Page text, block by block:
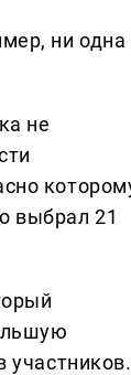
ни одна
не
выбрал 21
участников.